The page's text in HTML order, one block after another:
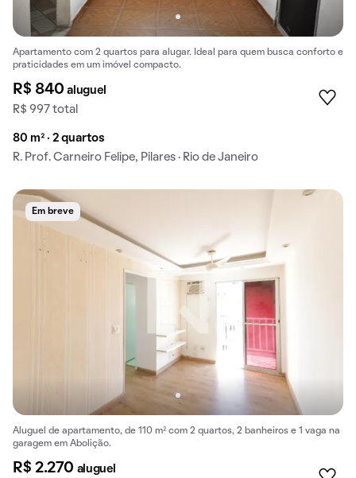
Apartamento com 2 quartos para alugar. Ideal para quem busca conforto e
praticidades em um imóvel compacto.
R$ 840aluguel
R$ 997 total
80 m² · 2 quartos
R. Prof. Carneiro Felipe, Pilares · Rio de Janeiro
Em breve
Aluguel de apartamento, de 110 m² com 2 quartos, 2 banheiros e 1 vaga na
garagem em Abolição.
R$ 2.270 aluguel